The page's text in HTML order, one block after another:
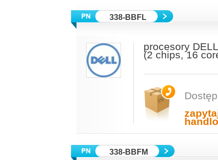
338-BBFL
procesory
(2 chips, 16
338-BBFM